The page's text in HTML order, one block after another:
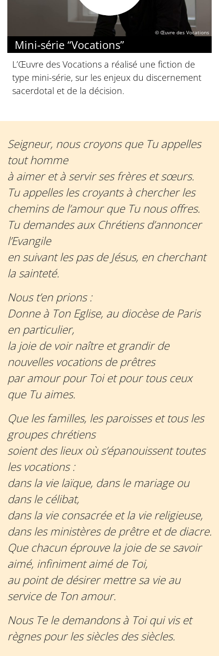
© Œuvre des Vocations
Mini-série “Vocations”
L’Œuvre des Vocations a réalisé une fiction de
type mini-série, sur les enjeux du discernement
sacerdotal et de la décision.
Seigneur, nous croyons que Tu appelles
tout homme
à aimer et à servir ses frères et sœurs.
Tu appelles les croyants à chercher les
chemins de l’amour que Tu nous offres.
Tu demandes aux Chrétiens d’annoncer
l’Evangile
en suivant les pas de Jésus, en cherchant
la sainteté.
Nous t’en prions :
Donne à Ton Eglise, au diocèse de Paris
en particulier,
la joie de voir naître et grandir de
nouvelles vocations de prêtres
par amour pour Toi et pour tous ceux
que Tu aimes.
Que les familles, les paroisses et tous les
groupes chrétiens
soient des lieux où s’épanouissent toutes
les vocations :
dans la vie laïque, dans le mariage ou
dans le célibat,
dans la vie consacrée et la vie religieuse,
dans les ministères de prêtre et de diacre.
Que chacun éprouve la joie de se savoir
aimé, infiniment aimé de Toi,
au point de désirer mettre sa vie au
service de Ton amour.
Nous Te le demandons à Toi qui vis et
règnes pour les siècles des siècles.